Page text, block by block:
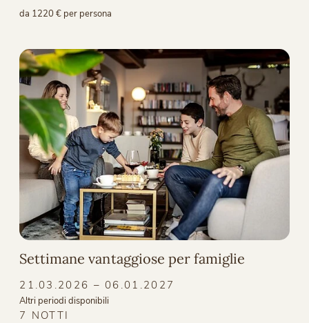
da 1220 € per persona
Settimane vantaggiose per famiglie
21.03.2026 – 06.01.2027
Altri periodi disponibili
7 NOTTI